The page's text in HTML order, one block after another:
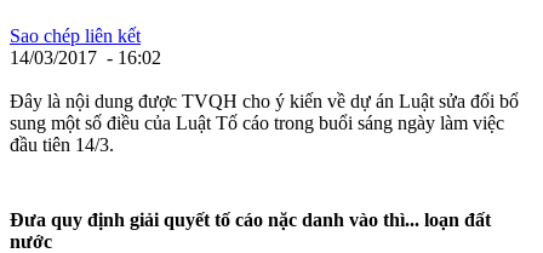
Sao chép liên kết
14/03/2017 - 16:02
Đây là nội dung được TVQH cho ý kiến về dự án Luật sửa đổi bổ
sung một số điều của Luật Tố cáo trong buổi sáng ngày làm việc
đầu tiên 14/3.
Đưa quy định giải quyết tố cáo nặc danh vào thì... loạn đất
nước